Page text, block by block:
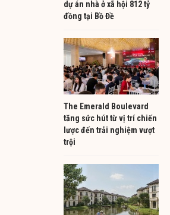
dự án nhà ở xã hội 812 tỷ
đồng tại Bồ Đề
The Emerald Boulevard
tăng sức hút từ vị trí chiến
lược đến trải nghiệm vượt
trội